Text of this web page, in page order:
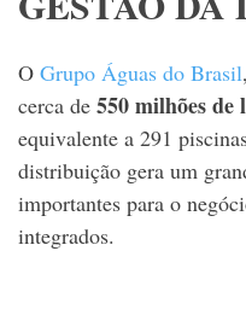
O Grupo Águas do Brasil
cerca de 550 milhões
equivalente a 291
distribuição gera um
importantes para o
integrados.